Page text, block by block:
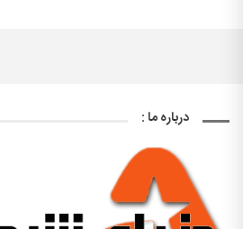
درباره ما :